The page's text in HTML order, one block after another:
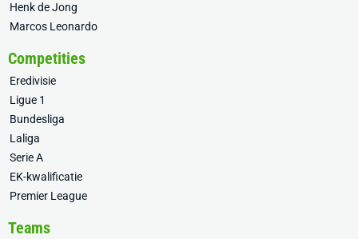
Henk de Jong
Marcos Leonardo
Competities
Eredivisie
Ligue 1
Bundesliga
Laliga
Serie A
EK-kwalificatie
Premier League
Teams